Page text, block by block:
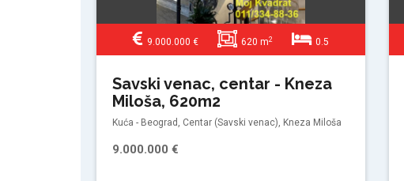
9.000.000 € 620 m2 0.5
Savski venac, centar - Kneza
Miloša, 620m2
Kuća - Beograd, Centar (Savski venac), Kneza Miloša
9.000.000 €